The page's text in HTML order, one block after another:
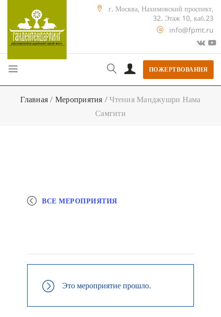
г. Москва, Нахимовский проспект,
32. Этаж 10, каб.23
info@fpmt.ru
ПОЖЕРТВОВАНИЯ
Главная/ Мероприятия /Чтения Манджушри Нама
Самгити
ВСЕ МЕРОПРИЯТИЯ
Это мероприятие прошло.